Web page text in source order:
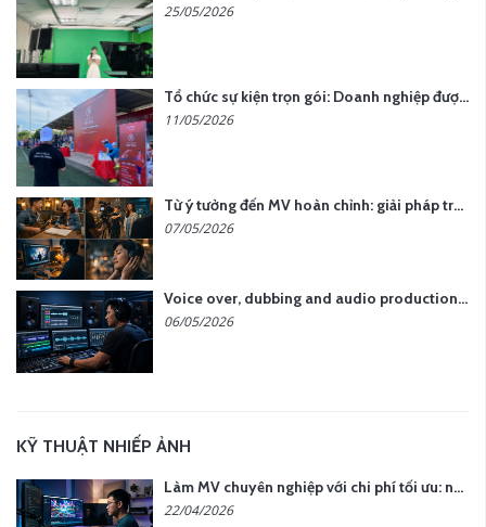
25/05/2026
Tổ chức sự kiện trọn gói: Doanh nghiệp được gì khi chọn đơn vị chuyên nghiệp?
11/05/2026
Từ ý tưởng đến MV hoàn chỉnh: giải pháp trọn gói tại YCN Media
07/05/2026
Voice over, dubbing and audio production services in Vietnam for global content
06/05/2026
KỸ THUẬT NHIẾP ẢNH
Làm MV chuyên nghiệp với chi phí tối ưu: nên chọn quay thực tế hay video AI?
22/04/2026